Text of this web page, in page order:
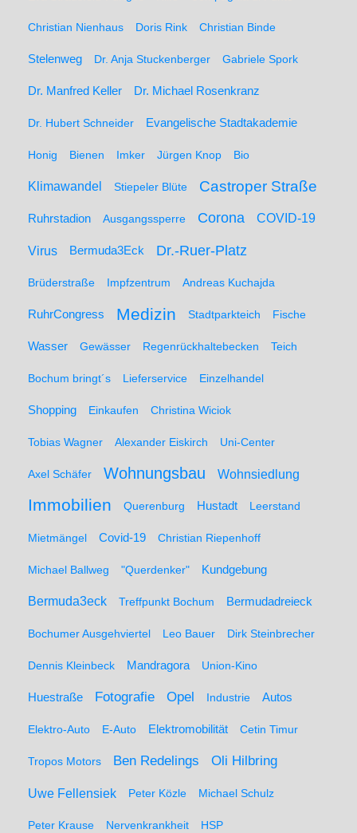
Christian Nienhaus Doris Rink Christian Binde
Stelenweg Dr. Anja Stuckenberger Gabriele Spork
Dr. Manfred Keller Dr. Michael Rosenkranz
Dr. Hubert Schneider Evangelische Stadtakademie
Honig Bienen Imker Jürgen Knop Bio
Klimawandel Stiepeler Blüte Castroper Straße
Ruhrstadion Ausgangssperre Corona COVID-19
Virus Bermuda3Eck Dr.-Ruer-Platz
Brüderstraße Impfzentrum Andreas Kuchajda
RuhrCongress Medizin Stadtparkteich Fische
Wasser Gewässer Regenrückhaltebecken Teich
Bochum bringt´s Lieferservice Einzelhandel
Shopping Einkaufen Christina Wiciok
Tobias Wagner Alexander Eiskirch Uni-Center
Axel Schäfer Wohnungsbau Wohnsiedlung
Immobilien Querenburg Hustadt Leerstand
Mietmängel Covid-19 Christian Riepenhoff
Michael Ballweg "Querdenker" Kundgebung
Bermuda3eck Treffpunkt Bochum Bermudadreieck
Bochumer Ausgehviertel Leo Bauer Dirk Steinbrecher
Dennis Kleinbeck Mandragora Union-Kino
Huestraße Fotografie Opel Industrie Autos
Elektro-Auto E-Auto Elektromobilität Cetin Timur
Tropos Motors Ben Redelings Oli Hilbring
Uwe Fellensiek Peter Közle Michael Schulz
Peter Krause Nervenkrankheit HSP